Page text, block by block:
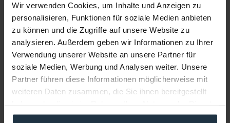
Wir verwenden Cookies, um Inhalte und Anzeigen zu
personalisieren, Funktionen für soziale Medien anbieten
zu können und die Zugriffe auf unsere Website zu
analysieren. Außerdem geben wir Informationen zu Ihrer
Verwendung unserer Website an unsere Partner für
soziale Medien, Werbung und Analysen weiter. Unsere
Partner führen diese Informationen möglicherweise mit
weiteren Daten zusammen, die Sie ihnen bereitgestellt
gesammelt haben.
Manufacturer & Product Safety Information
Folgende Infos zum Hersteller sind verfübar...... more
More articles from +++ DJI +++ look at